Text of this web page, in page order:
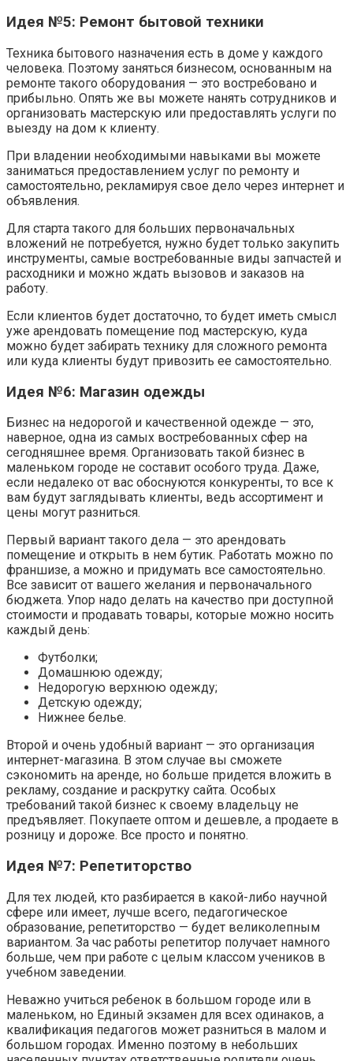
Идея №5: Ремонт бытовой техники
Техника бытового назначения есть в доме у каждого
человека. Поэтому заняться бизнесом, основанным на
ремонте такого оборудования — это востребовано и
прибыльно. Опять же вы можете нанять сотрудников и
организовать мастерскую или предоставлять услуги по
выезду на дом к клиенту.
При владении необходимыми навыками вы можете
заниматься предоставлением услуг по ремонту и
самостоятельно, рекламируя свое дело через интернет и
объявления.
Для старта такого для больших первоначальных
вложений не потребуется, нужно будет только закупить
инструменты, самые востребованные виды запчастей и
расходники и можно ждать вызовов и заказов на
работу.
Если клиентов будет достаточно, то будет иметь смысл
уже арендовать помещение под мастерскую, куда
можно будет забирать технику для сложного ремонта
или куда клиенты будут привозить ее самостоятельно.
Идея №6: Магазин одежды
Бизнес на недорогой и качественной одежде — это,
наверное, одна из самых востребованных сфер на
сегодняшнее время. Организовать такой бизнес в
маленьком городе не составит особого труда. Даже,
если недалеко от вас обоснуются конкуренты, то все к
вам будут заглядывать клиенты, ведь ассортимент и
цены могут разниться.
Первый вариант такого дела — это арендовать
помещение и открыть в нем бутик. Работать можно по
франшизе, а можно и придумать все самостоятельно.
Все зависит от вашего желания и первоначального
бюджета. Упор надо делать на качество при доступной
стоимости и продавать товары, которые можно носить
каждый день:
Футболки;
Домашнюю одежду;
Недорогую верхнюю одежду;
Детскую одежду;
Нижнее белье.
Второй и очень удобный вариант — это организация
интернет-магазина. В этом случае вы сможете
сэкономить на аренде, но больше придется вложить в
рекламу, создание и раскрутку сайта. Особых
требований такой бизнес к своему владельцу не
предъявляет. Покупаете оптом и дешевле, а продаете в
розницу и дороже. Все просто и понятно.
Идея №7: Репетиторство
Для тех людей, кто разбирается в какой-либо научной
сфере или имеет, лучше всего, педагогическое
образование, репетиторство — будет великолепным
вариантом. За час работы репетитор получает намного
больше, чем при работе с целым классом учеников в
учебном заведении.
Неважно учиться ребенок в большом городе или в
маленьком, но Единый экзамен для всех одинаков, а
квалификация педагогов может разниться в малом и
большом городах. Именно поэтому в небольших